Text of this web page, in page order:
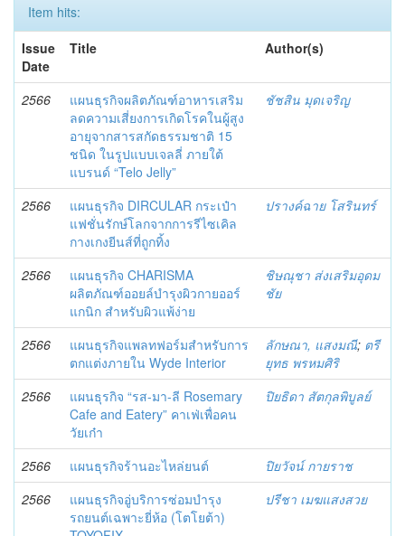
Item hits:
Issue
Date
Title Author(s)
2566
แผนธุรกิจผลิตภัณฑ์อาหารเสริม
ลดความเสี่ยงการเกิดโรคในผู้สูง
อายุจากสารสกัดธรรมชาติ 15
ชนิด ในรูปแบบเจลลี่ ภายใต้
แบรนด์ “Telo Jelly”
ชัชสิน มุดเจริญ
2566
แผนธุรกิจ DIRCULAR กระเป๋า
แฟชั่นรักษ์โลกจากการรีไซเคิล
กางเกงยีนส์ที่ถูกทิ้ง
ปรางค์ฉาย โสรินทร์
2566
แผนธุรกิจ CHARISMA
ผลิตภัณฑ์ออยล์บำรุงผิวกายออร์
แกนิก สำหรับผิวแพ้ง่าย
ชิษณุชา ส่งเสริมอุดม
ชัย
2566
แผนธุรกิจแพลทฟอร์มสำหรับการ
ตกแต่งภายใน Wyde Interior
ลักษณา, แสงมณี; ตรี
ยุทธ พรหมศิริ
2566
แผนธุรกิจ “รส-มา-ลี Rosemary
Cafe and Eatery” คาเฟ่เพื่อคน
วัยเก๋า
ปิยธิดา สัตกุลพิบูลย์
2566 แผนธุรกิจร้านอะไหล่ยนต์
ปิยวัจน์ กายราช
2566
แผนธุรกิจอู่บริการซ่อมบำรุง
รถยนต์เฉพาะยี่ห้อ (โตโยต้า)
ปรีชา เมฆแสงสวย